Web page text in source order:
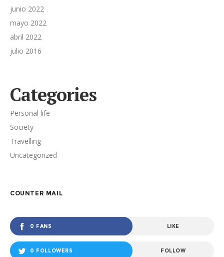
junio 2022
mayo 2022
abril 2022
julio 2016
Categories
Personal life
Society
Travelling
Uncategorized
COUNTER MAIL
0 FANS LIKE
0 FOLLOWERS FOLLOW